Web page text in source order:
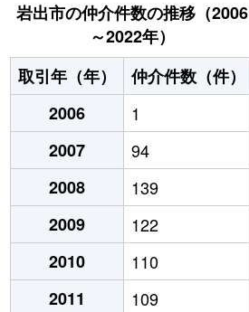
岩出市の仲介件数の推移（2006
～2022年）
取引年（年）
仲介件数（件）
2006
1
2007
94
2008
139
2009
122
2010
110
2011
109